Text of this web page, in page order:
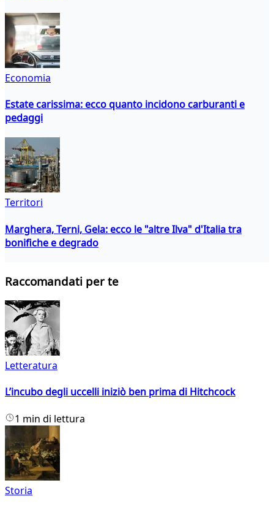
Economia
Estate carissima: ecco quanto incidono carburanti e
pedaggi
Territori
Marghera, Terni, Gela: ecco le "altre Ilva" d'Italia tra
bonifiche e degrado
Raccomandati per te
Letteratura
L’incubo degli uccelli iniziò ben prima di Hitchcock
1 min di lettura
Storia